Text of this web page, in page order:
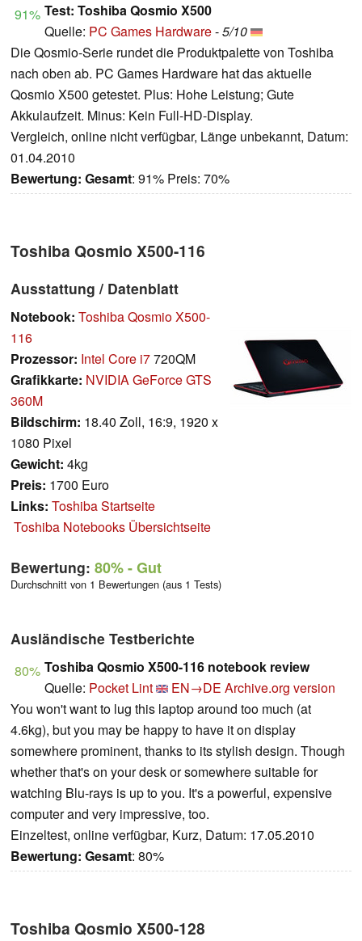
91% Test: Toshiba Qosmio X500
Quelle: PC Games Hardware-5/10
Die Qosmio-Serie rundet die Produktpalette von Toshiba
nach oben ab. PC Games Hardware hat das aktuelle
Qosmio X500 getestet. Plus: Hohe Leistung; Gute
Akkulaufzeit. Minus: Kein Full-HD-Display.
Vergleich, online nicht verfügbar, Länge unbekannt, Datum:
01.04.2010
Bewertung: Gesamt: 91% Preis: 70%
Toshiba Qosmio X500-116
Ausstattung / Datenblatt
Notebook: Toshiba Qosmio X500-
116
Prozessor: Intel Core i7720QM
Grafikkarte: NVIDIA GeForce GTS
360M
Bildschirm: 18.40 Zoll, 16:9, 1920 x
1080 Pixel
Gewicht: 4kg
Preis: 1700 Euro
Links: Toshiba Startseite
Toshiba Notebooks Übersichtseite
Bewertung: 80%- Gut
Durchschnitt von 1 Bewertungen (aus 1 Tests)
Ausländische Testberichte
80% Toshiba Qosmio X500-116 notebook review
Quelle: Pocket Lint EN→DE Archive.org version
You won't want to lug this laptop around too much (at
4.6kg), but you may be happy to have it on display
somewhere prominent, thanks to its stylish design. Though
whether that's on your desk or somewhere suitable for
watching Blu-rays is up to you. It's a powerful, expensive
computer and very impressive, too.
Einzeltest, online verfügbar, Kurz, Datum: 17.05.2010
Bewertung: Gesamt: 80%
Toshiba Qosmio X500-128